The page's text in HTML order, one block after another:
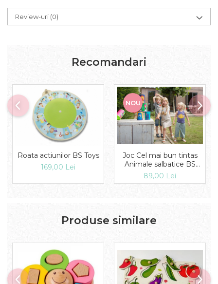
Review-uri (0)
Recomandari
Roata actiunilor BS Toys
169,00 Lei
NOU
Joc Cel mai bun tintas
Animale salbatice BS
Toys
89,00 Lei
Produse similare